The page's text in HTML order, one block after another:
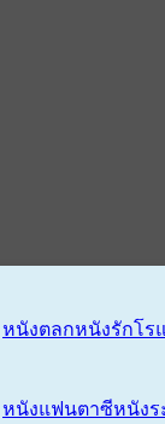
หนังตลกหนังรักโร
หนังแฟนตาซีหนัง